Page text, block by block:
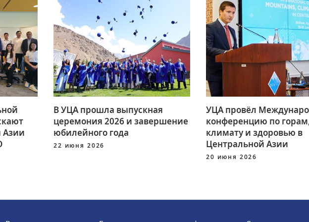
Азии
В УЦА прошла выпускная
церемония 2026 и завершение
юбилейного года
22 июня 2026
УЦА провёл
конференцию по
климату и здоровью в
Центральной Азии
20 июня 2026